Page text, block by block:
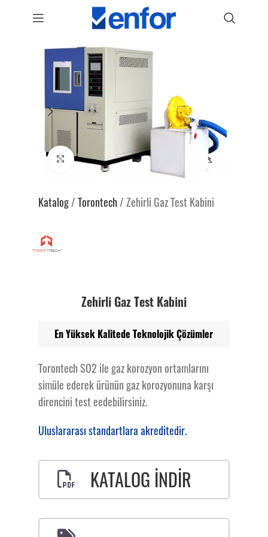
Genişlet
Katalog/Torontech /Zehirli Gaz Test Kabini
Zehirli Gaz Test Kabini
En Yüksek Kalitede Teknolojik Çözümler
Torontech SO2 ile gaz korozyon ortamlarını
simüle ederek ürünün gaz korozyonuna karşı
direncini test eedebilirsiniz.
Uluslararası standartlara akreditedir.
KATALOG İNDİR